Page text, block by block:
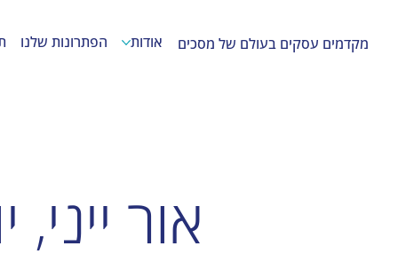
מקדמים עסקים בעולם של מסכים אודות הפתרונות שלנו
אור